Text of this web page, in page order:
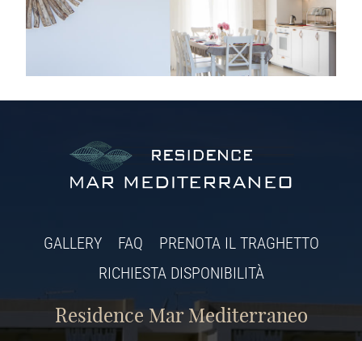
GALLERY FAQ
PRENOTA IL TRAGHETTO
RICHIESTA DISPONIBILITÀ
Residence Mar Mediterraneo